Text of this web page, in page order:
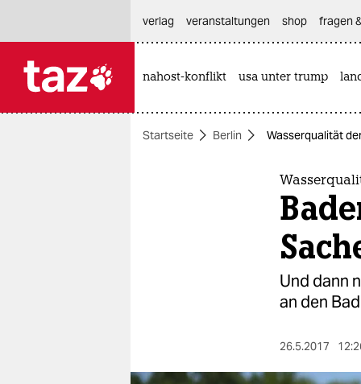
themen
verlag
veranstaltungen shop fragen
nahost-konflikt usa unter trump
Startseite Berlin Wasserqualität
Und dann
an den
26.5.2017